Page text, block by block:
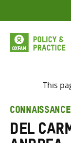
to
content
This
del